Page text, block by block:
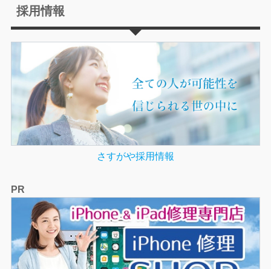
採用情報
さすがや採用情報
PR